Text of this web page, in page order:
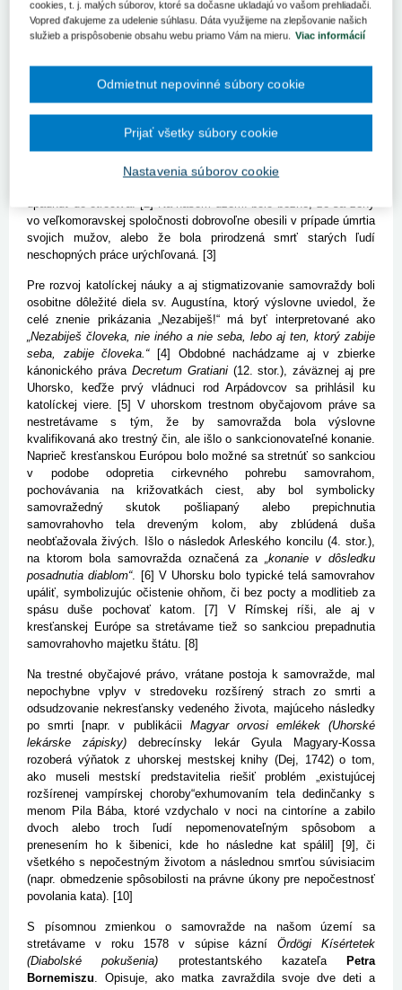
sa odoprel riadny pohreb, pričom ruka samovraha musela byť
odťatá a pochovaná zvlášť), zároveň ale predstúpenie pred Senát
schválenie samovraždu legitimizovali. [1] V časoch Rímskej ríše
sa stretávame aj s tým, že samovražda bola negatívne
stigmatizovaná (odopretie hrobky obesenému, vyviazanie na kríž a
ponechanie dravým vtákom), aj s tým, že bola spoločnosťou
považovaná ako konanie odvážneho a čestného človeka, či ako
konanie altruistické (Cato mladší, Marcus Antonius, Temistocles).
Príslušníci barbarských kmeňov (napr. Vizigóti) si dobrovoľnú smrť
upadnúť do otroctva. [2] Na našom území bolo bežné, že sa ženy
vo veľkomoravskej spoločnosti dobrovoľne obesili v prípade úmrtia
svojich mužov, alebo že bola prirodzená smrť starých ľudí
neschopných práce urýchľovaná. [3]
Pre rozvoj katolíckej náuky a aj stigmatizovanie samovraždy boli
osobitne dôležité diela sv. Augustína, ktorý výslovne uviedol, že
celé znenie prikázania „Nezabiješ!“ má byť interpretované ako
„Nezabiješ človeka, nie iného a nie seba, lebo aj ten, ktorý zabije
seba, zabije človeka.“[4] Obdobné nachádzame aj v zbierke
kánonického práva Decretum Gratiani(12. stor.), záväznej aj pre
Uhorsko, keďže prvý vládnuci rod Arpádovcov sa prihlásil ku
katolíckej viere. [5] V uhorskom trestnom obyčajovom práve sa
nestretávame s tým, že by samovražda bola výslovne
kvalifikovaná ako trestný čin, ale išlo o sankcionovateľné konanie.
Naprieč kresťanskou Európou bolo možné sa stretnúť so sankciou
v podobe odopretia cirkevného pohrebu samovrahom,
pochovávania na križovatkách ciest, aby bol symbolicky
samovražedný skutok pošliapaný alebo prepichnutia
samovrahovho tela dreveným kolom, aby zblúdená duša
neobťažovala živých. Išlo o následok Arleského koncilu (4. stor.),
na ktorom bola samovražda označená za „konanie v dôsledku
posadnutia diablom“. [6] V Uhorsku bolo typické telá samovrahov
upáliť, symbolizujúc očistenie ohňom, či bez pocty a modlitieb za
spásu duše pochovať katom. [7] V Rímskej ríši, ale aj v
kresťanskej Európe sa stretávame tiež so sankciou prepadnutia
samovrahovho majetku štátu. [8]
Na trestné obyčajové právo, vrátane postoja k samovražde, mal
nepochybne vplyv v stredoveku rozšírený strach zo smrti a
odsudzovanie nekresťansky vedeného života, majúceho následky
po smrti [napr. v publikácii Magyar orvosi emlékek (Uhorské
lekárske zápisky) debrecínsky lekár Gyula Magyary-Kossa
rozoberá výňatok z uhorskej mestskej knihy (Dej, 1742) o tom,
ako museli mestskí predstavitelia riešiť problém „existujúcej
rozšírenej vampírskej choroby“exhumovaním tela dedinčanky s
menom Pila Bába, ktoré vzdychalo v noci na cintoríne a zabilo
dvoch alebo troch ľudí nepomenovateľným spôsobom a
prenesením ho k šibenici, kde ho následne kat spálil] [9], či
všetkého s nepočestným životom a následnou smrťou súvisiacim
(napr. obmedzenie spôsobilosti na právne úkony pre nepočestnosť
povolania kata). [10]
S písomnou zmienkou o samovražde na našom území sa
stretávame v roku 1578 v súpise kázní Ördögi Kísértetek
(Diabolské pokušenia) protestantského kazateľa
Petra
Bornemiszu. Opisuje, ako matka zavraždila svoje dve deti a
cookies, t. j. malých súborov, ktoré sa dočasne ukladajú vo vašom prehliadači.
Vopred ďakujeme za udelenie súhlasu. Dáta využijeme na zlepšovanie našich
služieb a prispôsobenie obsahu webu priamo Vám na mieru. Viac informácií
Nastavenia súborov cookie
Odmietnut nepovinné súbory cookie
Prijať všetky súbory cookie